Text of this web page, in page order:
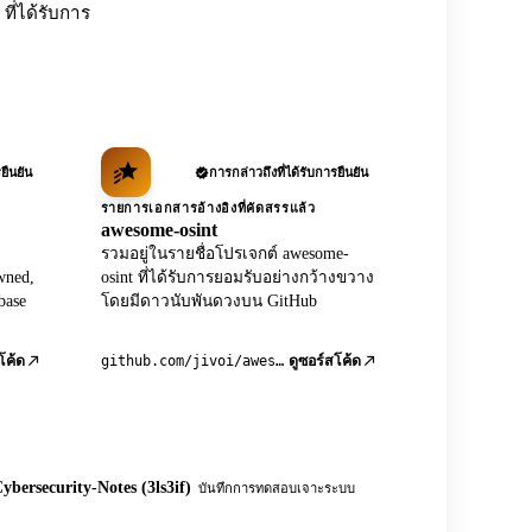
ที่ได้รับการ
นยัน
ค้ด
การกล่าวถึงที่ได้รับการยืนยัน
รายการเอกสารอ้างอิงที่คัดสรรแล้ว
awesome-osint
รวมอยู่ในรายชื่อโปรเจกต์ awesome-
osint ที่ได้รับการยอมรับอย่างกว้างขวาง
โดยมีดาวนับพันดวงบน GitHub
github.com/jivoi/awesome-osint ดูซอร์สโค้ด
Notes (3ls3if) บันทึกการทดสอบเจาะระบบ